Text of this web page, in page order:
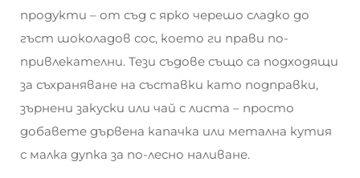
продукти – от съд с ярко черешо сладко до
гъст шоколадов сос, което ги прави по-
привлекателни. Тези съдове също са подходящи
за съхраняване на съставки като подправки,
зърнени закуски или чай с листа – просто
добавете дървена капачка или метална кутия
с малка дупка за по-лесно наливане.